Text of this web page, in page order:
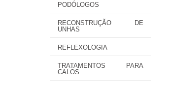
PODÓLOGOS
RECONSTRUÇÃO DE
UNHAS
REFLEXOLOGIA
TRATAMENTOS PARA
CALOS